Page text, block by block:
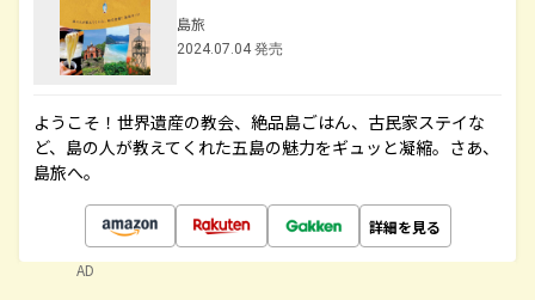
島旅
2024.07.04 発売
ようこそ！世界遺産の教会、絶品島ごはん、古民家ステイな
ど、島の人が教えてくれた五島の魅力をギュッと凝縮。さあ、
島旅へ。
詳細を見る
AD